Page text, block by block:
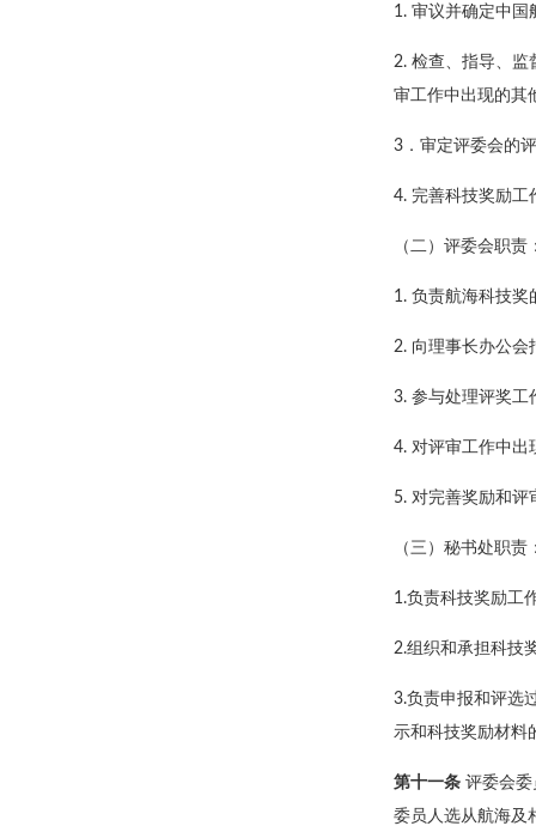
1. 审议并确定中国
2. 检查、指导、监
审工作中出现的其
3．审定评委会的
4. 完善科技奖励工
（二）评委会职责
1. 负责航海科技奖
2. 向理事长办公会
3. 参与处理评奖工
4. 对评审工作中出
5. 对完善奖励和评
（三）秘书处职责
1.负责科技奖励工
2.组织和承担科技
3.负责申报和评选
示和科技奖励材料
第十一条评委会委
委员人选从航海及